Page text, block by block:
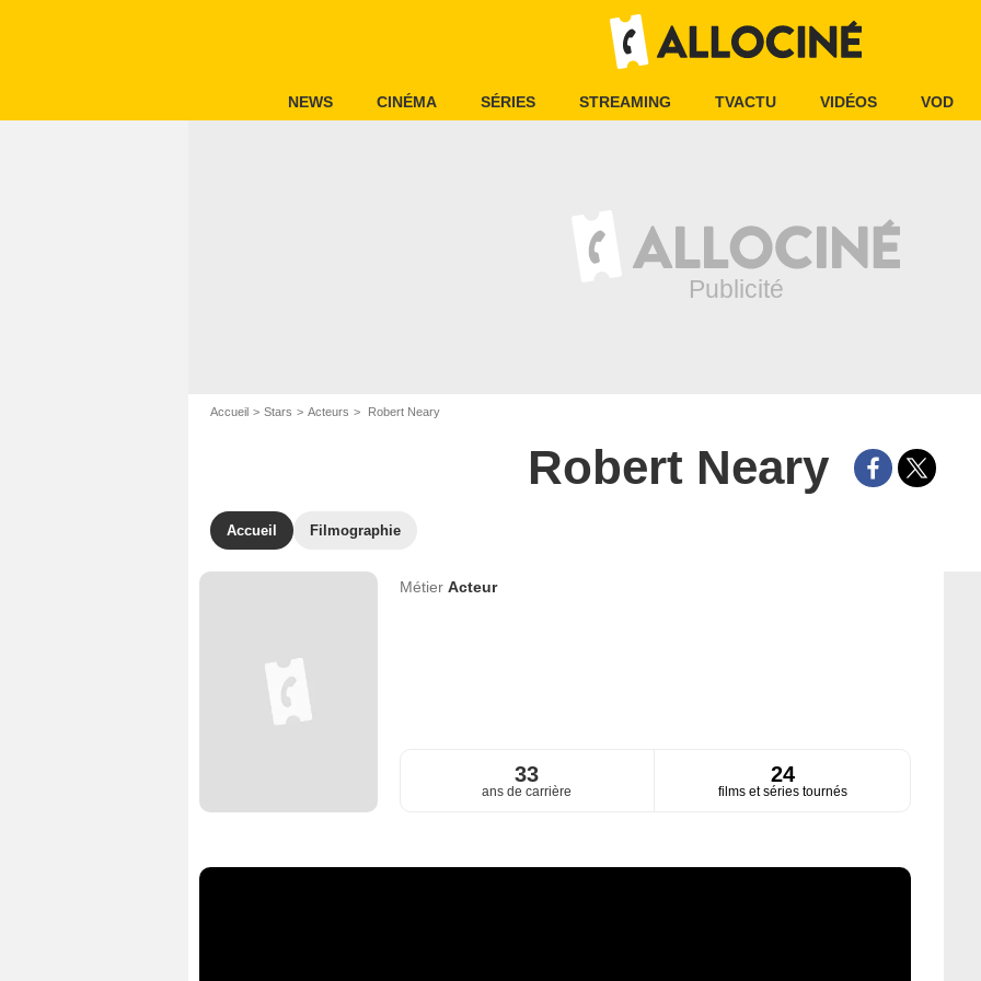
NEWS CINÉMA SÉRIES STREAMING TVACTU VIDÉOS VOD
Accueil Stars Acteurs Robert Neary
Robert Neary
Accueil Filmographie
Métier Acteur
33
ans de carrière
24
films et séries tournés